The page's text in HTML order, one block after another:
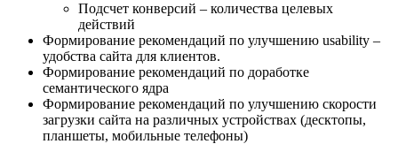
Подсчет конверсий – количества целевых
действий
Формирование рекомендаций по улучшению usability –
удобства сайта для клиентов.
Формирование рекомендаций по доработке
семантического ядра
Формирование рекомендаций по улучшению скорости
загрузки сайта на различных устройствах (десктопы,
планшеты, мобильные телефоны)